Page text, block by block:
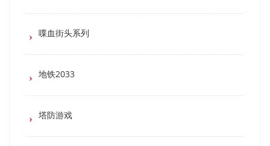
喋血街头系列
地铁2033
塔防游戏